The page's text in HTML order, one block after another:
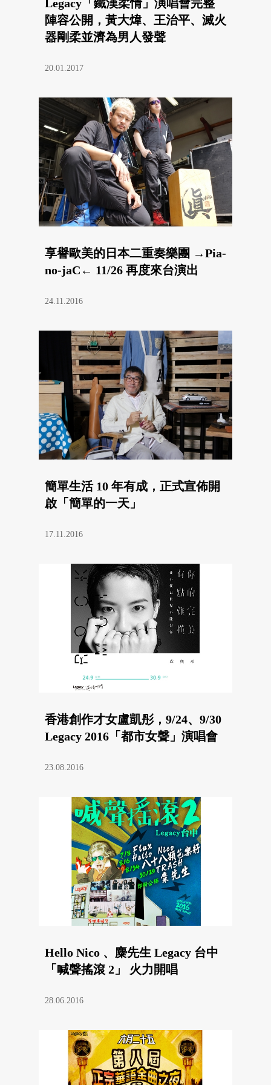
Legacy「鐵漢柔情」演唱會完整
陣容公開，黃大煒、王治平、滅火
器剛柔並濟為男人發聲
20.01.2017
享譽歐美的日本二重奏樂團 →Pia-
no-jaC← 11/26 再度來台演出
24.11.2016
簡單生活 10 年有成，正式宣佈開
啟「簡單的一天」
17.11.2016
香港創作才女盧凱彤，9/24、9/30
Legacy 2016「都市女聲」演唱會
23.08.2016
Hello Nico 、麋先生 Legacy 台中
「喊聲搖滾 2」 火力開唱
28.06.2016